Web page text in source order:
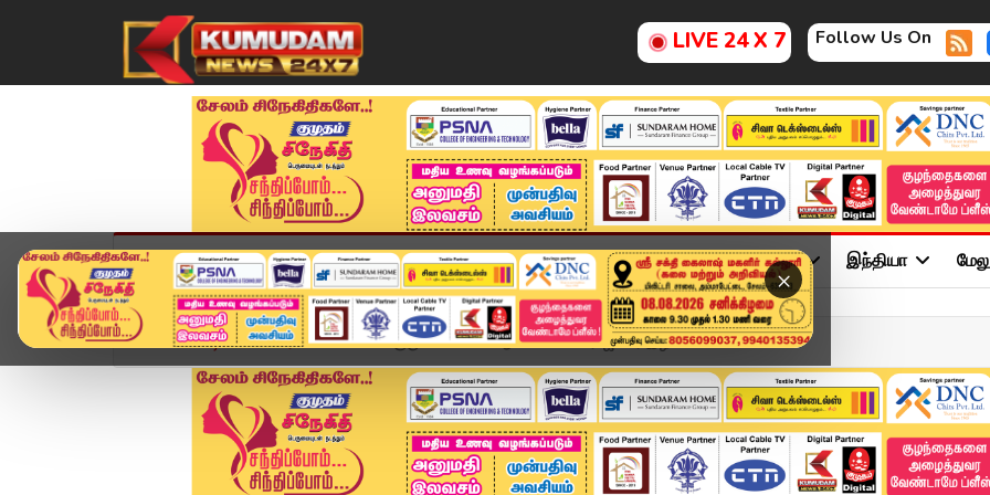
LIVE 24 X 7 Follow Us On
×
முகப்பு விளையாட்டு அண்மை தமிழ்நாடு சினிமா அரசியல் விளையாட்டு இந்தியா
Home வீடியோ ஸ்டோரி என்னோட குரு.. என்னோட ஆசான்.. பாக்யராஜ் சார் இழப...